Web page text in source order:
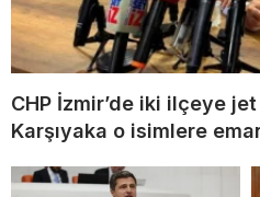
CHP İzmir’de iki ilçeye
Karşıyaka o isimlere